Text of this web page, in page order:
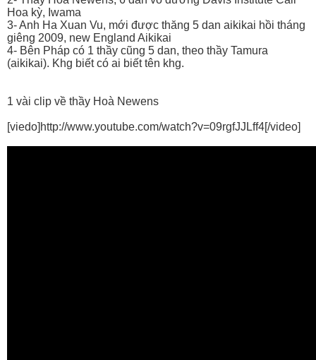
Hoa kỳ, Iwama
3- Anh Ha Xuan Vu, mới được thăng 5 dan aikikai hồi tháng
giêng 2009, new England Aikikai
4- Bên Pháp có 1 thầy cũng 5 dan, theo thầy Tamura
(aikikai). Khg biết có ai biết tên khg.
1 vài clip về thầy Hoà Newens
[viedo]http://www.youtube.com/watch?v=09rgfJJLff4[/video]